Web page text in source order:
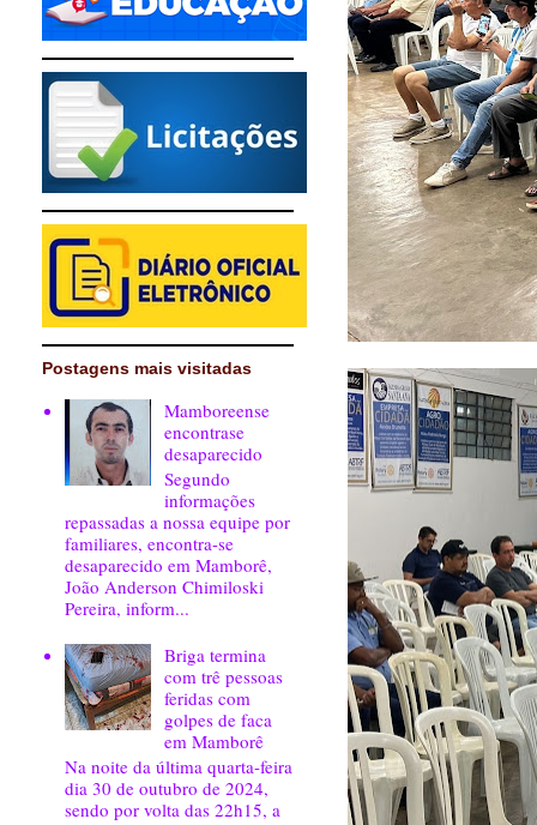
Postagens mais visitadas
Mamboreense
encontrase
desaparecido
Segundo
informações
repassadas a nossa equipe por
familiares, encontra-se
desaparecido em Mamborê,
João Anderson Chimiloski
Pereira, inform...
Briga termina
com trê pessoas
feridas com
golpes de faca
em Mamborê
Na noite da última quarta-feira
dia 30 de outubro de 2024,
sendo por volta das 22h15, a